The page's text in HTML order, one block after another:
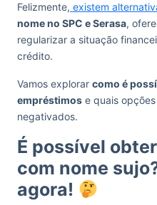
Felizmente, existem
nome no SPC e Serasa,
regularizar a situação
crédito.
Vamos explorar como é
empréstimos e quais
negativados.
É possível
com nome
agora!